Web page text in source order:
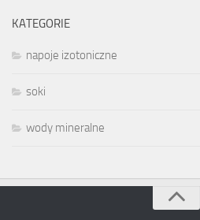
KATEGORIE
napoje izotoniczne
soki
wody mineralne